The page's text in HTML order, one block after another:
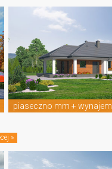
piaseczno mm + wynajem